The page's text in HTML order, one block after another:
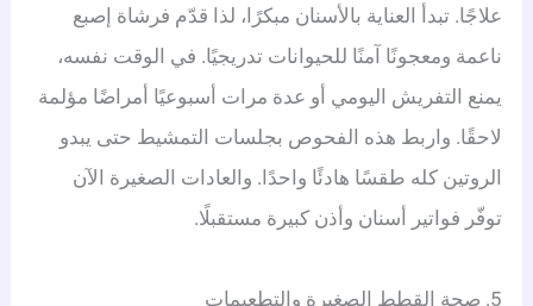
علاجًا. تبدأ العناية بالأسنان مبكرًا، لذا قدّم فرشاة إصبع
ناعمة ومعجونًا آمنًا للحيوانات تدريجيًا. في الوقت نفسه،
يمنع التفريش اليومي أو عدة مرات أسبوعيًا أمراضًا مؤلمة
لاحقًا. واربط هذه الفحوص بجلسات التمشيط حتى يبدو
الروتين كله طقسًا هادئًا واحدًا. والعادات الصغيرة الآن
توفّر فواتير أسنان وأذن كبيرة مستقبلًا.